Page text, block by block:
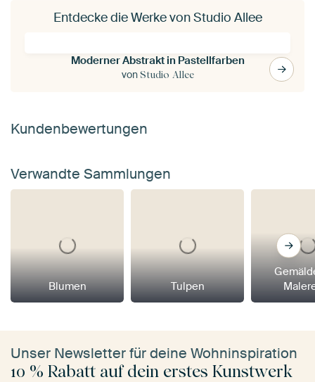
Entdecke die Werke von Studio Allee
Moderner Abstrakt in Pastellfarben
vonStudio Allee
Kundenbewertungen
Verwandte Sammlungen
Blumen Tulpen
Unser Newsletter für deine Wohninspiration
10 % Rabatt auf dein erstes Kunstwerk